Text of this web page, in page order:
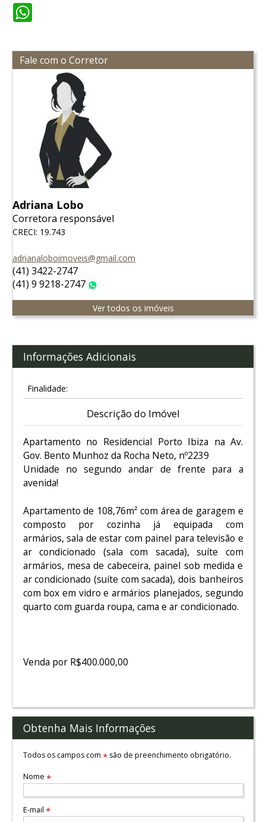
Fale com o Corretor
Adriana Lobo
Corretora responsável
CRECI: 19.743
adrianaloboimoveis@gmail.com
(41) 3422-2747
(41) 9 9218-2747
Ver todos os imóveis
Informações Adicionais
Finalidade:
Descrição do Imóvel
Apartamento no Residencial Porto Ibiza na Av.
Gov. Bento Munhoz da Rocha Neto, nº2239
Unidade no segundo andar de frente para a
avenida!
Apartamento de 108,76m² com área de garagem e
composto por cozinha já equipada com
armários, sala de estar com painel para televisão e
ar condicionado (sala com sacada), suíte com
armários, mesa de cabeceira, painel sob medida e
ar condicionado (suíte com sacada), dois banheiros
com box em vidro e armários planejados, segundo
quarto com guarda roupa, cama e ar condicionado.
Venda por R$400.000,00
Obtenha Mais Informações
Todos os campos com *são de preenchimento obrigatório.
Nome *
E-mail *